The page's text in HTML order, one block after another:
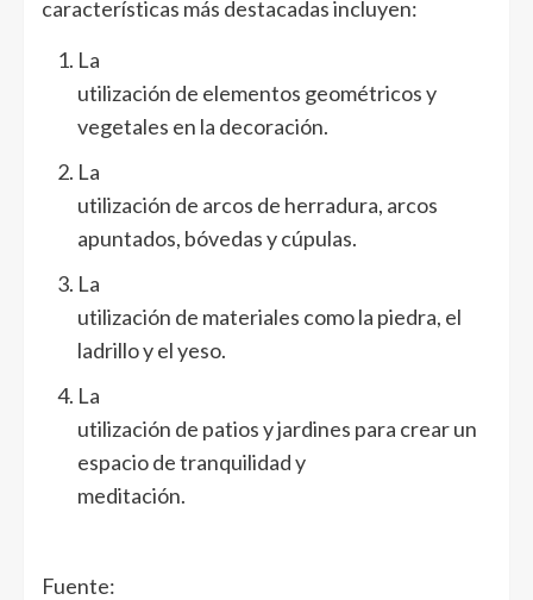
características más destacadas incluyen:
La
utilización de elementos geométricos y
vegetales en la decoración.
La
utilización de arcos de herradura, arcos
apuntados, bóvedas y cúpulas.
La
utilización de materiales como la piedra, el
ladrillo y el yeso.
La
utilización de patios y jardines para crear un
espacio de tranquilidad y
meditación.
Fuente: